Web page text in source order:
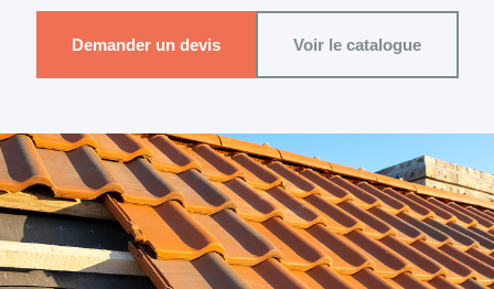
Demander un devis Voir le catalogue